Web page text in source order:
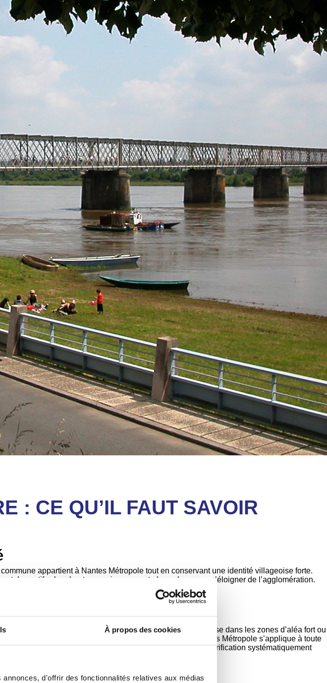
À propos des cookies
d'offrir des fonctionnalités relatives aux médias
: CE QU’IL FAUT SAVOIR
appartient à Nantes Métropole tout en conservant une identité villageoise forte.
des actifs cherchant un environnement plus calme sans s’éloigner de l’agglomération.
à anticiper
sur-Loire. La commune est en grande partie comprise dans les zones d’aléa fort ou
des conditions très strictes. Par ailleurs, le PLUM de Nantes Métropole s’applique à toute
indispensable. COVAL Construction réalise cette vérification systématiquement